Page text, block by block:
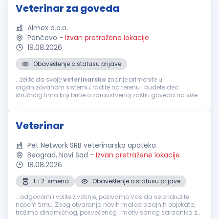
Veterinar za goveda
Almex d.o.o.
Pančevo - Izvan pretražene lokacije
19.08.2026
Obaveštenje o statusu prijave
...želite da svojeveterinarsko znanje primenite u
organizovanom sistemu, radite na terenu i budete deo
stručnog tima koji brine o zdravstvenoj zaštiti goveda na više
Veterinar
Pet Network SRB veterinarska apoteka
Beograd, Novi Sad - Izvan pretražene lokacije
18.08.2026
1. i 2. smena
Obaveštenje o statusu prijave
...odgovorni i volite životinje, pozivamo Vas da se pridružite
našem timu. Zbog otvaranja novih maloprodajnih objekata,
tražimo dinamičnog, posvećenog i motivisanog saradnika za